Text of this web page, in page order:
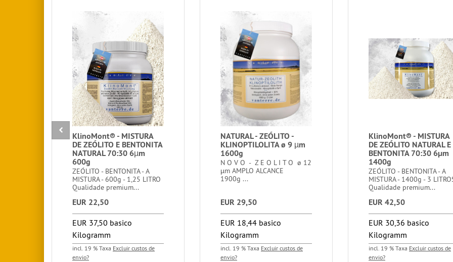
KlinoMont® - MISTURA
DE ZEÓLITO E BENTONITA
NATURAL 70:30 6µm
600g
ZEÓLITO - BENTONITA - A
MISTURA - 600g - 1,25 LITRO
Qualidade premium...
EUR 22,50
EUR 37,50 basico
Kilogramm
incl. 19 % Taxa Excluir custos de
envio?
NATURAL - ZEÓLITO -
KLINOPTILOLITA ø 9 µm
1600g
N O V O - Z E O L I T O ø 12
µm AMPLO ALCANCE
1900g ...
EUR 29,50
EUR 18,44 basico
Kilogramm
incl. 19 % Taxa Excluir custos de
envio?
KlinoMont® - MISTURA
DE ZEÓLITO NATURAL E
BENTONITA 70:30 6μm
1400g
ZEÓLITO - BENTONITA - A
MISTURA - 1400g - 3
Qualidade premium...
EUR 42,50
EUR 30,36 basico
Kilogramm
incl. 19 % Taxa Excluir custos de
envio?